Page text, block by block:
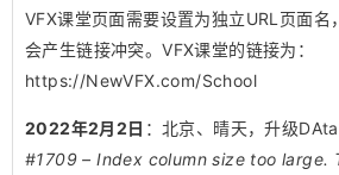
VFX课堂页面需要设置为独立URL页面名
会产生链接冲突。VFX课堂的链接为：
https://NewVFX.com/School
2022年2月2日 ：北京、晴天，升级
#1709 – Index column size too large.